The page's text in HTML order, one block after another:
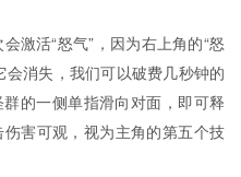
激活“怒气”，因为右上角的“怒
消失，我们可以破费几秒钟的
的一侧单指滑向对面，即可释
害可观，视为主角的第五个技